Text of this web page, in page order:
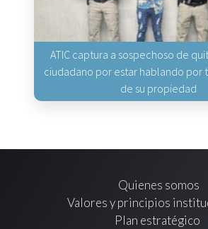
ATIC captura a sospechoso de
ciudadano por estar hablando por
de su propiedad
Quienes somos
Valores y principios
Plan estratégico